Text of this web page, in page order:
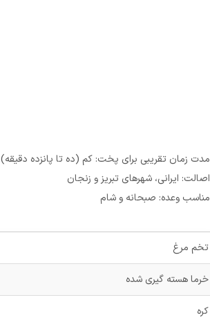
مدت زمان تقریبی برای پخت: کم (ده تا پانزده دقیقه)
اصالت: ایرانی، شهرهای تبریز و زنجان
مناسب وعده: صبحانه و شام
تخم مرغ
خرما هسته گیری شده
کره